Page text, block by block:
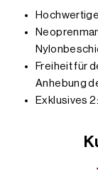
Freiheit für
Anhebung
Exklusives